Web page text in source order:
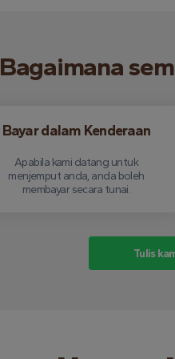
Bagaimana
Bayar dalam Kenderaan
Apabila kami datang untuk
menjemput anda, anda boleh
membayar secara tunai.
Tulis